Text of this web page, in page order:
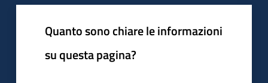
Quanto sono chiare le informazioni
su questa pagina?